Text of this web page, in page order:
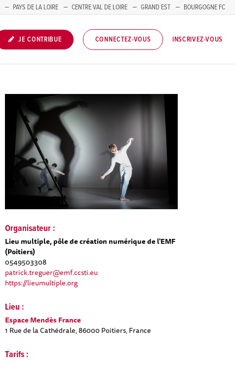
PAYS DE LA LOIRE CENTRE VAL DE LOIRE GRAND EST
BOURGOGNE FC
JE CONTRIBUE CONNECTEZ-VOUS INSCRIVEZ-VOUS
Organisateur :
Lieu multiple, pôle de création numérique de l'EMF
(Poitiers)
0549503308
patrick.treguer@emf.ccsti.eu
https://lieumultiple.org
Lieu :
Espace Mendès France
1 Rue de la Cathédrale, 86000 Poitiers, France
Tarifs :